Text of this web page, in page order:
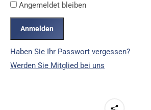
Angemeldet bleiben
Haben Sie Ihr Passwort vergessen?
Werden Sie Mitglied bei uns